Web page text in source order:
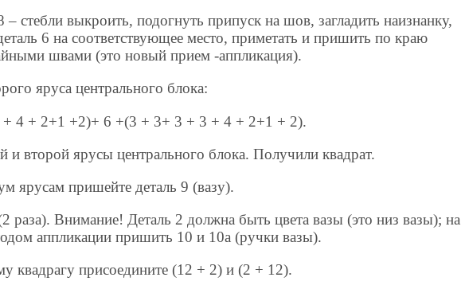
– стебли выкроить, подогнуть припуск на шов, загладить наизнанку,
6 на соответствующее место, приметать и пришить по краю
швами (это новый прием -аппликация).
яруса центрального блока:
4 + 2+1 +2)+ 6 +(3 + 3+ 3 + 3 + 4 + 2+1 + 2).
и второй ярусы центрального блока. Получили квадрат.
ярусам пришейте деталь 9 (вазу).
раза). Внимание! Деталь 2 должна быть цвета вазы (это низ вазы); на
аппликации пришить 10 и 10а (ручки вазы).
квадрагу присоедините (12 + 2) и (2 + 12).